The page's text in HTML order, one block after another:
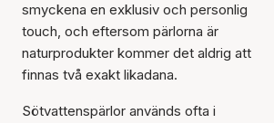
smyckena en exklusiv och personlig
touch, och eftersom pärlorna är
naturprodukter kommer det aldrig att
finnas två exakt likadana.
Sötvattenspärlor används ofta i